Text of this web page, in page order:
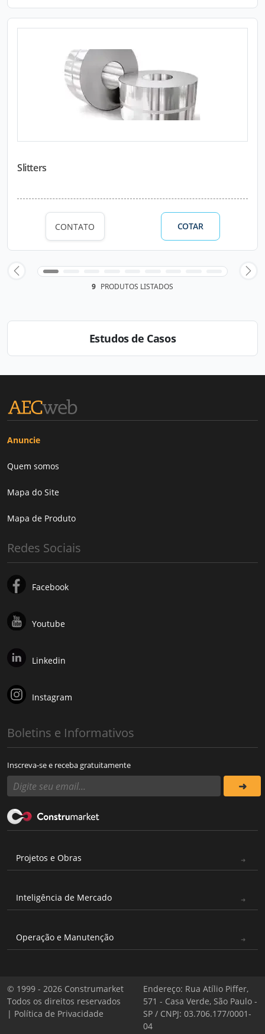
Slitters
CONTATO COTAR
9 PRODUTOS LISTADOS
Estudos de Casos
Anuncie
Quem somos
Mapa do Site
Mapa de Produto
Redes Sociais
Facebook
Youtube
Linkedin
Instagram
Boletins e Informativos
Inscreva-se e receba gratuitamente
Projetos e Obras
Inteligência de Mercado
Operação e Manutenção
© 1999 - 2026 Construmarket
Todos os direitos reservados
| Política de Privacidade
Endereço: Rua Atílio Piffer,
571 - Casa Verde, São Paulo -
SP / CNPJ: 03.706.177/0001-
04